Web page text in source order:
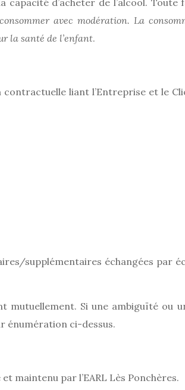
d’acheter de l’alcool. Toute
avec modération. La
la santé de l’enfant.
liant l’Entreprise et le
supplémentaires échangées par
mutuellement. Si une ambiguïté ou
énumération ci-dessus.
maintenu par l’EARL Lès Ponchères.